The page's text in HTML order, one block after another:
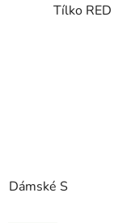
Tílko
Dámské S